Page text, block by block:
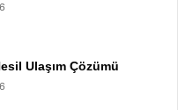
Ulaşım Çözümü